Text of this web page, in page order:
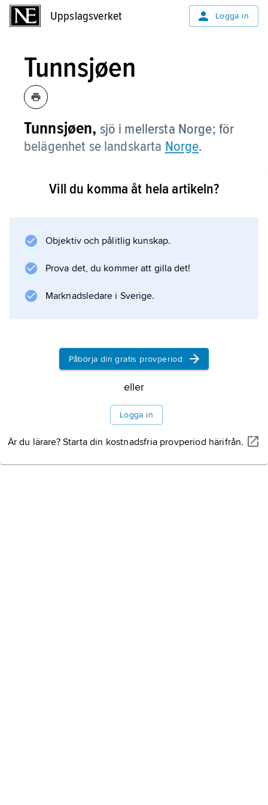
Uppslagsverket Logga in
Tunnsjøen
Tunnsjøen, sjö i mellersta Norge; för
belägenhet se landskarta Norge.
Vill du komma åt hela artikeln?
Objektiv och pålitlig kunskap.
Prova det, du kommer att gilla det!
Marknadsledare i Sverige.
Påbörja din gratis provperiod
eller
Logga in
Är du lärare? Starta din kostnadsfria provperiod härifrån.